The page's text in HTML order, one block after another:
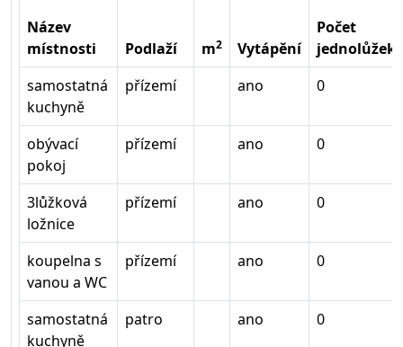
Název
místnosti
Podlaží m2 Vytápění
Počet
jednolůžek
samostatná
kuchyně
přízemí ano 0
obývací
pokoj
přízemí ano 0
3lůžková
ložnice
přízemí ano 0
koupelna s
vanou a WC
přízemí ano 0
samostatná
kuchyně
patro ano 0